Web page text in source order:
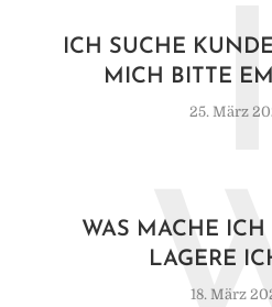
ICH SUCHE
MICH BITTE
25. März
WAS MACHE ICH
LAGERE
18. März